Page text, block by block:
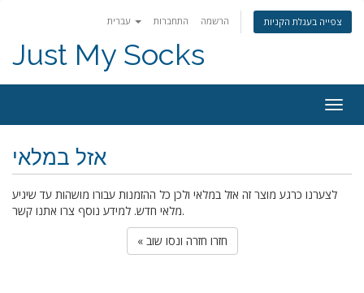
התחברות הרשמה צפייה בעגלת הקניות
Just My Socks
אזל במלאי
לצערנו כרגע מוצר זה אזל במלאי ולכן כל ההזמנות עבורו מושהות עד שיגיע
מלאי חדש. למידע נוסף צרו אתנו קשר.
« חזרו חזרה ונסו שוב